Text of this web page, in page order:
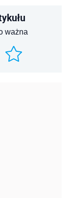
ważna